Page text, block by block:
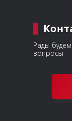
Рады
вопросы